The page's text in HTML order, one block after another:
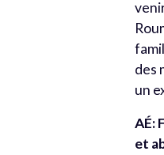
des
un
AÉ:
et